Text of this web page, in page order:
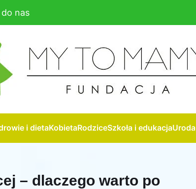
nas
i dietaKobietaRodziceSzkoła i edukacjaUroda
– dlaczego warto po